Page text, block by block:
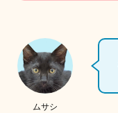
ムサシ